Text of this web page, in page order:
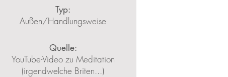
Typ:
Außen/Handlungsweise
Quelle:
YouTube-Video zu Meditation
(irgendwelche Briten...)